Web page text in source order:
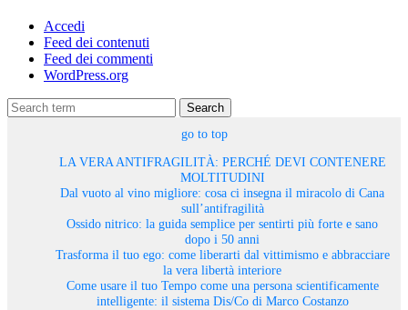
Accedi
Feed dei contenuti
Feed dei commenti
WordPress.org
Search
go to top
LA VERA ANTIFRAGILITÀ: PERCHÉ DEVI CONTENERE
MOLTITUDINI
Dal vuoto al vino migliore: cosa ci insegna il miracolo di Cana
sull’antifragilità
Ossido nitrico: la guida semplice per sentirti più forte e sano
dopo i 50 anni
Trasforma il tuo ego: come liberarti dal vittimismo e abbracciare
la vera libertà interiore
Come usare il tuo Tempo come una persona scientificamente
intelligente: il sistema Dis/Co di Marco Costanzo